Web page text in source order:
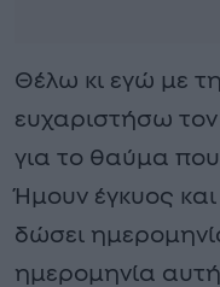
Θέλω κι εγώ με
ευχαριστήσω τον
για το θαύμα
Ήμουν έγκυος
δώσει
ημερομηνία